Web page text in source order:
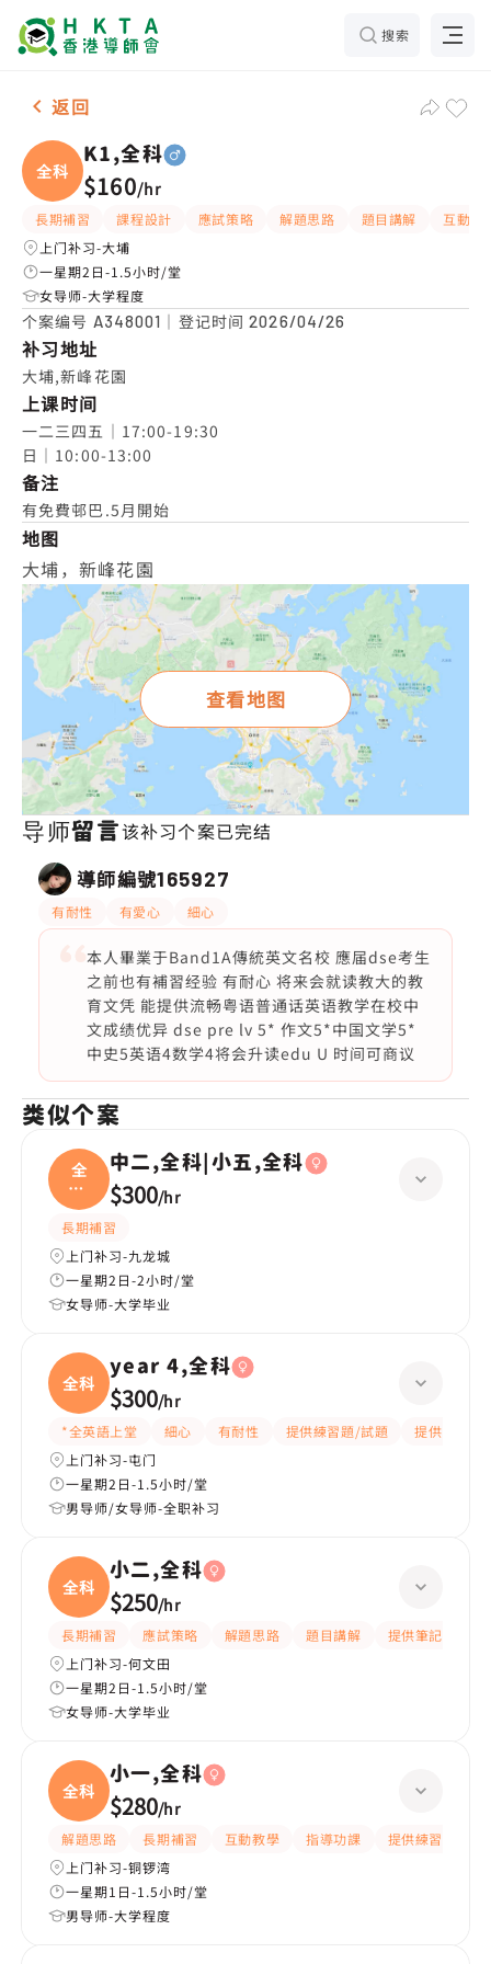
搜索
男-1名 K1,全科，大埔 补习推介
返回
全科
K1,全科
$160/hr
長期補習 課程設計 應試策略 解題思路 題目講解
互動教
上门补习-大埔
一星期2日-1.5小时/堂
女导师-大学程度
个案编号 A348001 ｜登记时间2026/04/26
补习地址
大埔,新峰花園
上课时间
一二三四五｜17:00-19:30
日｜10:00-13:00
备注
有免費邨巴.5月開始
地图
大埔，新峰花園
查看地图
导师留言该补习个案已完结
導師編號165927
有耐性 有愛心 細心
本人畢業于Band1A傳統英文名校 應届dse考生
之前也有補習经验 有耐心 将来会就读教大的教
育文凭 能提供流畅粤语普通话英语教学在校中
文成绩优异 dse pre lv 5* 作文5*中国文学5*
中史5英语4数学4将会升读edu U 时间可商议
类似个案
全
科|
小五
中二,全科|小五,全科
$300/hr
長期補習
上门补习-九龙城
一星期2日-2小时/堂
女导师-大学毕业
全科
year 4,全科
$300/hr
*全英語上堂 細心 有耐性 提供練習題/試題
提供筆記
上门补习-屯门
一星期2日-1.5小时/堂
男导师/女导师-全职补习
全科
小二,全科
$250/hr
長期補習 應試策略 解題思路 題目講解 提供筆記
上门补习-何文田
一星期2日-1.5小时/堂
女导师-大学毕业
全科
小一,全科
$280/hr
解題思路 長期補習 互動教學 指導功課
提供練習題/試題
上门补习-铜锣湾
一星期1日-1.5小时/堂
男导师-大学程度